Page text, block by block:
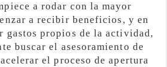
a rodar con la mayor
a recibir beneficios, y en
gastos propios de la actividad,
buscar el asesoramiento de
el proceso de apertura